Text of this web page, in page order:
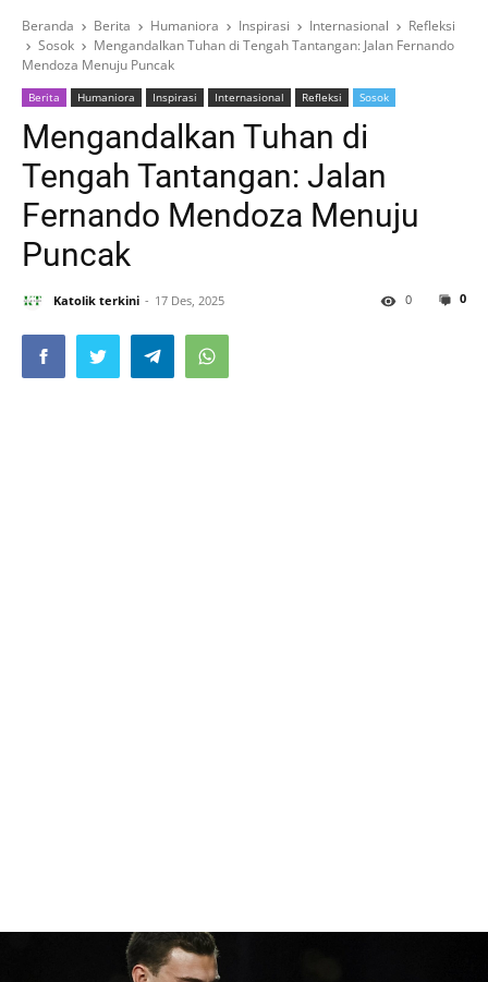
Beranda Berita Humaniora Inspirasi Internasional
Refleksi
Sosok
Mengandalkan Tuhan di Tengah Tantangan: Jalan Fernando
Mendoza Menuju Puncak
Berita Humaniora Inspirasi Internasional Refleksi Sosok
Mengandalkan Tuhan di
Tengah Tantangan: Jalan
Fernando Mendoza Menuju
Puncak
Katolik terkini 17 Des, 2025 0
0